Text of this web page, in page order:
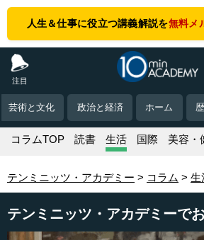
人生＆仕事に役立つ講義解説を無料メ
注目
芸術と文化 政治と経済 ホーム
コラムTOP 読書 生活 国際 美容・
テンミニッツ・アカデミー コラム 生
テンミニッツ・アカデミーで